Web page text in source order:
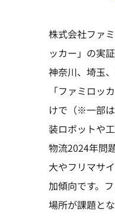
株式会社ファ
ッカー」の実
神奈川、埼玉
「ファミロッ
けで（※一部
装ロボットや
物流2024年問
大やフリマサ
加傾向です。
場所が課題と